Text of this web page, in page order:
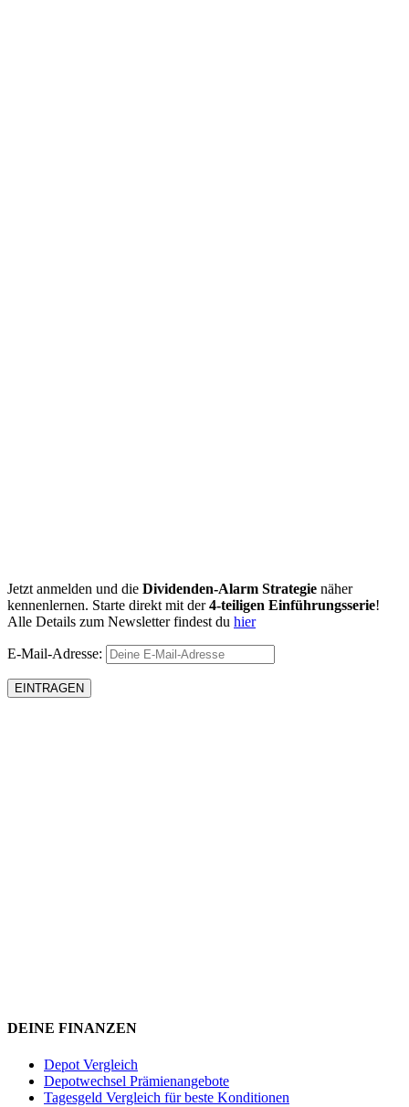
Jetzt anmelden und die Dividenden-Alarm Strategie näher
kennenlernen. Starte direkt mit der4-teiligen Einführungsserie!
Alle Details zum Newsletter findest du hier
E-Mail-Adresse:
DEINE FINANZEN
Depot Vergleich
Depotwechsel Prämienangebote
Tagesgeld Vergleich für beste Konditionen